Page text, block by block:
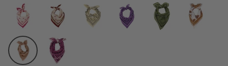
Bandana
Bleu
Marine
Bandana
Pêche
Bandana
Rouge
Bandana
Rouge
Grenat
Bandana
Marron
Pivoine
Jaune
Sweetheart
Rose
Sweetheart
Vert